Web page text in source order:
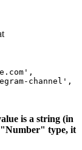
channel',
is a string (in
"Number" type, it